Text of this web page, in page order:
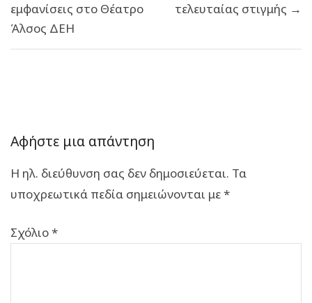
εμφανίσεις στο Θέατρο
Άλσος ΔΕΗ
τελευταίας στιγμής →
Αφήστε μια απάντηση
Η ηλ. διεύθυνση σας δεν δημοσιεύεται. Τα
υποχρεωτικά πεδία σημειώνονται με*
Σχόλιο*